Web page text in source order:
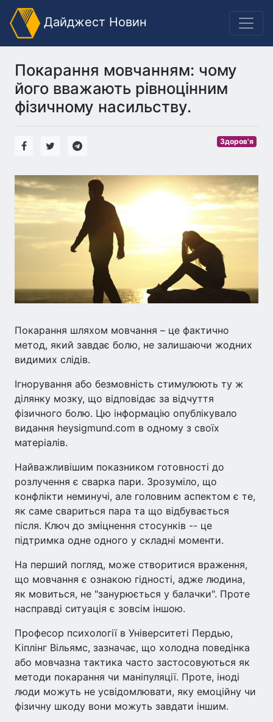
Дайджест Новин
Покарання мовчанням: чому
його вважають рівноцінним
фізичному насильству.
Здоров'я
Покарання шляхом мовчання – це фактично
метод, який завдає болю, не залишаючи жодних
видимих слідів.
Ігнорування або безмовність стимулюють ту ж
ділянку мозку, що відповідає за відчуття
фізичного болю. Цю інформацію опублікувало
видання heysigmund.com в одному з своїх
матеріалів.
Найважливішим показником готовності до
розлучення є сварка пари. Зрозуміло, що
конфлікти неминучі, але головним аспектом є те,
як саме свариться пара та що відбувається
після. Ключ до зміцнення стосунків -- це
підтримка одне одного у складні моменти.
На перший погляд, може створитися враження,
що мовчання є ознакою гідності, адже людина,
як мовиться, не "занурюється у балачки". Проте
насправді ситуація є зовсім іншою.
Професор психології в Університеті Пердью,
Кіплінг Вільямс, зазначає, що холодна поведінка
або мовчазна тактика часто застосовуються як
методи покарання чи маніпуляції. Проте, іноді
люди можуть не усвідомлювати, яку емоційну чи
фізичну шкоду вони можуть завдати іншим.